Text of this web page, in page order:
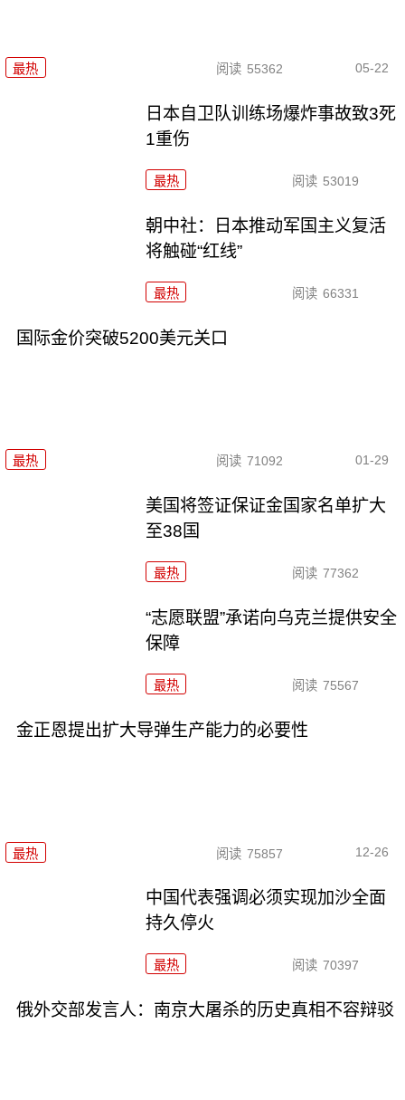
最热 阅读 55362 05-22
日本自卫队训练场爆炸事故致3死
1重伤
最热 阅读 53019
朝中社：日本推动军国主义复活
将触碰“红线”
最热 阅读 66331
国际金价突破5200美元关口
最热 阅读 71092 01-29
美国将签证保证金国家名单扩大
至38国
最热 阅读 77362
“志愿联盟”承诺向乌克兰提供安全
保障
最热 阅读 75567
金正恩提出扩大导弹生产能力的必要性
最热 阅读 75857 12-26
中国代表强调必须实现加沙全面
持久停火
最热 阅读 70397
俄外交部发言人：南京大屠杀的历史真相不容辩驳